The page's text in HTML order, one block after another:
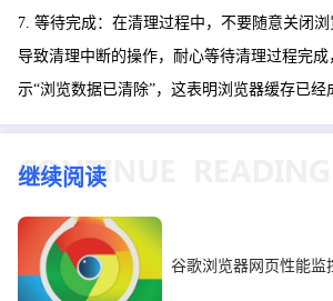
7. 等待完成：在清理过程中，不要随意关闭
导致清理中断的操作，耐心等待清理过程完
示“浏览数据已清除”，这表明浏览器缓存已经
继续阅读
谷歌浏览器网页性能监